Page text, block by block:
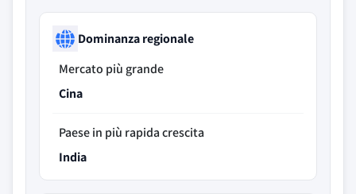
Dominanza regionale
Mercato più grande
Cina
Paese in più rapida crescita
India